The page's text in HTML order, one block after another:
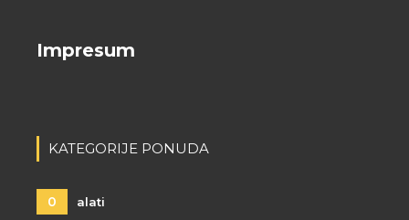
Impresum
KATEGORIJE PONUDA
0 alati